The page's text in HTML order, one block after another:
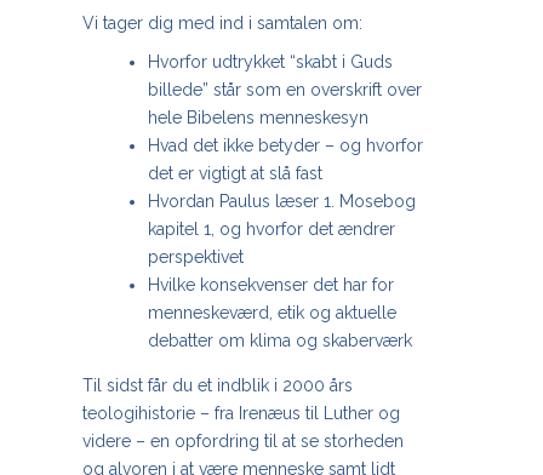
Vi tager dig med ind i samtalen om:
Hvorfor udtrykket “skabt i Guds
billede” står som en overskrift over
hele Bibelens menneskesyn
Hvad det ikke betyder – og hvorfor
det er vigtigt at slå fast
Hvordan Paulus læser 1. Mosebog
kapitel 1, og hvorfor det ændrer
perspektivet
Hvilke konsekvenser det har for
menneskeværd, etik og aktuelle
debatter om klima og skaberværk
Til sidst får du et indblik i 2000 års
teologihistorie – fra Irenæus til Luther og
videre – en opfordring til at se storheden
og alvoren i at være menneske samt lidt